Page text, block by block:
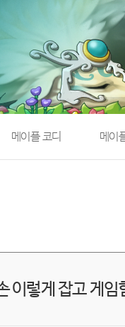
추가정보
메이플 코디 메이
이렇게 잡고 게